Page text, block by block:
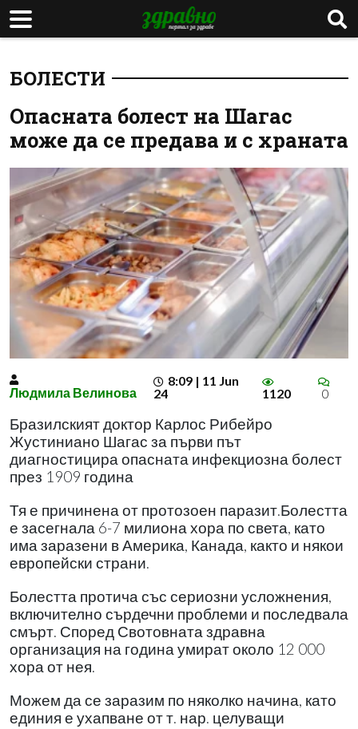
БОЛЕСТИ
Опасната болест на Шагас
може да се предава и с храната
Людмила Велинова
8:09 | 11 Jun
24
1120 0
Бразилският доктор Карлос Рибейро
Жустиниано Шагас за първи път
диагностицира опасната инфекциозна болест
през 1909 година
Тя е причинена от протозоен паразит.Болестта
е засегнала 6-7 милиона хора по света, като
има заразени в Америка, Канада, както и някои
европейски страни.
Болестта протича със сериозни усложнения,
включително сърдечни проблеми и последвала
смърт. Според Свотовната здравна
организация на година умират около 12 000
хора от нея.
Можем да се заразим по няколко начина, като
единия е ухапване от т. нар. целуващи